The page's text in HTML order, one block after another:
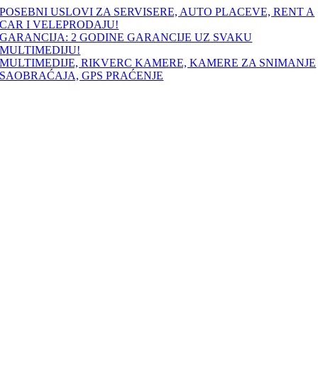
Skip
to
content
POSEBNI USLOVI ZA SERVISERE, AUTO PLACEVE, RENT A
CAR I VELEPRODAJU!
GARANCIJA: 2 GODINE GARANCIJE UZ SVAKU
MULTIMEDIJU!
MULTIMEDIJE, RIKVERC KAMERE, KAMERE ZA SNIMANJE
SAOBRAĆAJA, GPS PRAĆENJE